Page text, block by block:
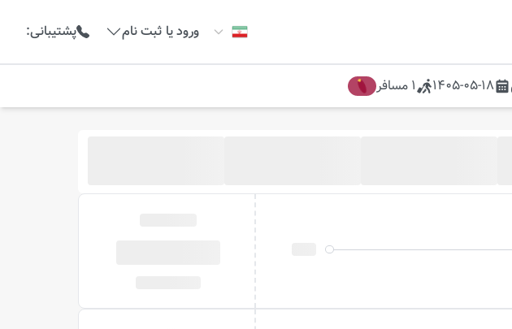
ورود یا ثبت نام پشتیبانی:
1405-05-18
1 مسافر